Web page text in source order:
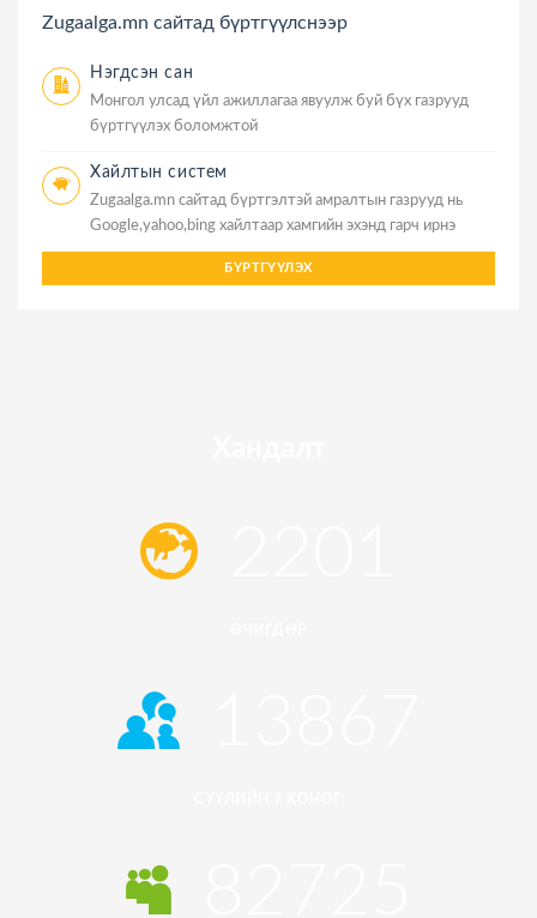
Zugaalga.mn сайтад бүртгүүлснээр
Нэгдсэн сан
Монгол улсад үйл ажиллагаа явуулж буй бүх газрууд
бүртгүүлэх боломжтой
Хайлтын систем
Zugaalga.mn сайтад бүртгэлтэй амралтын газрууд нь
Google,yahoo,bing хайлтаар хамгийн эхэнд гарч ирнэ
БҮРТГҮҮЛЭХ